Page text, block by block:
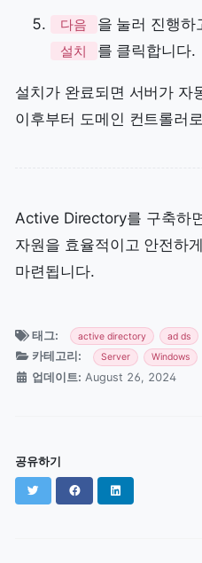
다음 을 눌러 진행하
설치 를 클릭합니다.
설치가 완료되면 서버가 자
이후부터 도메인 컨트롤러
Active Directory를 구축하
자원을 효율적이고 안전하
마련됩니다.
태그: active directory ad ds
카테고리: Server Windows
업데이트: August 26, 2024
공유하기
Twitter Facebook